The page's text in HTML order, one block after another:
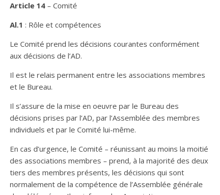
Article 14 – Comité
Al.1 : Rôle et compétences
Le Comité prend les décisions courantes conformément
aux décisions de l’AD.
Il est le relais permanent entre les associations membres
et le Bureau.
Il s’assure de la mise en oeuvre par le Bureau des
décisions prises par l’AD, par l’Assemblée des membres
individuels et par le Comité lui-même.
En cas d’urgence, le Comité – réunissant au moins la moitié
des associations membres – prend, à la majorité des deux
tiers des membres présents, les décisions qui sont
normalement de la compétence de l’Assemblée générale